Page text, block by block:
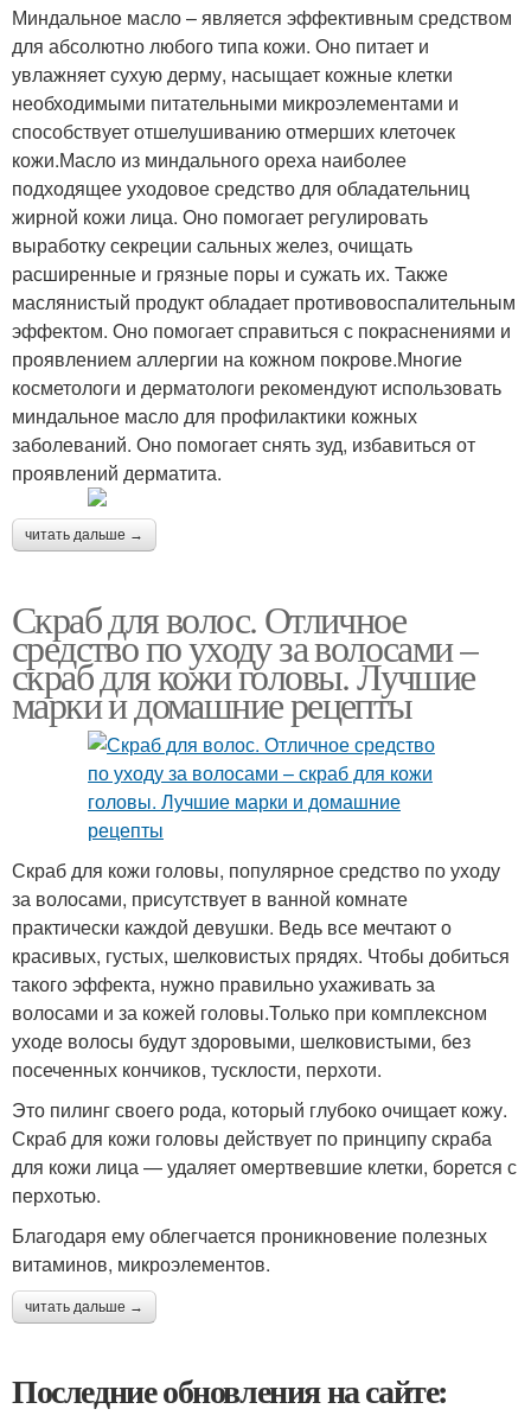
Миндальное масло – является эффективным средством
для абсолютно любого типа кожи. Оно питает и
увлажняет сухую дерму, насыщает кожные клетки
необходимыми питательными микроэлементами и
способствует отшелушиванию отмерших клеточек
кожи.Масло из миндального ореха наиболее
подходящее уходовое средство для обладательниц
жирной кожи лица. Оно помогает регулировать
выработку секреции сальных желез, очищать
расширенные и грязные поры и сужать их. Также
маслянистый продукт обладает противовоспалительным
эффектом. Оно помогает справиться с покраснениями и
проявлением аллергии на кожном покрове.Многие
косметологи и дерматологи рекомендуют использовать
миндальное масло для профилактики кожных
заболеваний. Оно помогает снять зуд, избавиться от
проявлений дерматита.
читать дальше →
Скраб для волос. Отличное
средство по уходу за волосами –
скраб для кожи головы. Лучшие
марки и домашние рецепты
Скраб для кожи головы, популярное средство по уходу
за волосами, присутствует в ванной комнате
практически каждой девушки. Ведь все мечтают о
красивых, густых, шелковистых прядях. Чтобы добиться
такого эффекта, нужно правильно ухаживать за
волосами и за кожей головы.Только при комплексном
уходе волосы будут здоровыми, шелковистыми, без
посеченных кончиков, тусклости, перхоти.
Это пилинг своего рода, который глубоко очищает кожу.
Скраб для кожи головы действует по принципу скраба
для кожи лица — удаляет омертвевшие клетки, борется с
перхотью.
Благодаря ему облегчается проникновение полезных
витаминов, микроэлементов.
читать дальше →
Последние обновления на сайте: